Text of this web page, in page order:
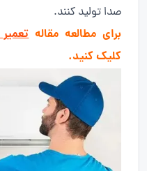
صدا تولید کنند.
برای مطالعه مقاله
کلیک کنید.